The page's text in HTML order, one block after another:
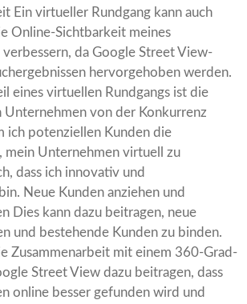
Ein virtueller Rundgang kann auch
Online-Sichtbarkeit meines
da Google Street View-
hervorgehoben werden.
eines virtuellen Rundgangs ist die
Unternehmen von der Konkurrenz
ich potenziellen Kunden die
mein Unternehmen virtuell zu
dass ich innovativ und
Neue Kunden anziehen und
Dies kann dazu beitragen, neue
und bestehende Kunden zu binden.
Zusammenarbeit mit einem 360-Grad-
Street View dazu beitragen, dass
online besser gefunden wird und